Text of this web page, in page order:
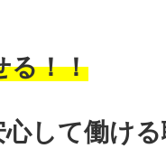
る！！
心して働け